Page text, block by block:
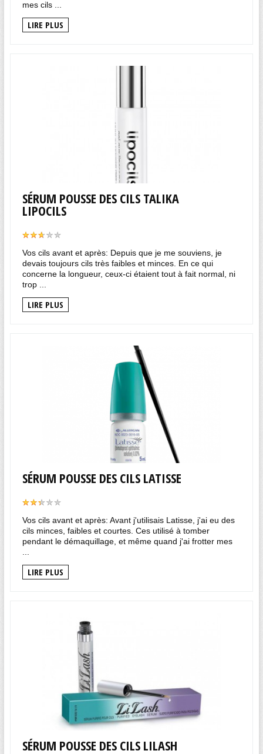
mes cils ...
LIRE PLUS
SÉRUM POUSSE DES CILS TALIKA
LIPOCILS
Vos cils avant et après: Depuis que je me souviens, je
devais toujours cils très faibles et minces. En ce qui
concerne la longueur, ceux-ci étaient tout à fait normal, ni
trop ...
LIRE PLUS
SÉRUM POUSSE DES CILS LATISSE
Vos cils avant et après: Avant j'utilisais Latisse, j'ai eu des
cils minces, faibles et courtes. Ces utilisé à tomber
pendant le démaquillage, et même quand j'ai frotter mes
LIRE PLUS
SÉRUM POUSSE DES CILS LILASH